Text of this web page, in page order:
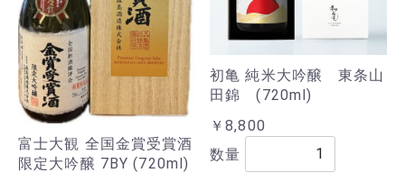
富士大観 全国金賞受賞酒
限定大吟醸 7BY (720ml)
初亀 純米大吟醸 東条山
田錦 (720ml)
￥8,800
数量